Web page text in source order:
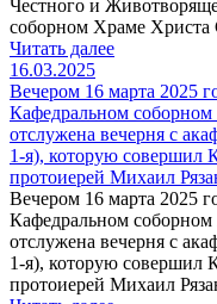
Честного и
соборном Храме Христа
Читать далее
16.03.2025
Вечером 16 марта 2025
Кафедральном
отслужена вечерня с
1-я), которую совершил
протоиерей Михаил
Вечером 16 марта 2025
Кафедральном
отслужена вечерня с
1-я), которую совершил
протоиерей Михаил